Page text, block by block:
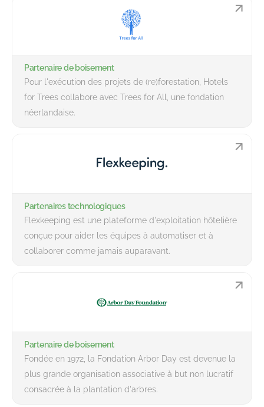
Partenaire de boisement
Pour l'exécution des projets de (re)forestation, Hotels
for Trees collabore avec Trees for All, une fondation
néerlandaise.
Partenaires technologiques
Flexkeeping est une plateforme d'exploitation hôtelière
conçue pour aider les équipes à automatiser et à
collaborer comme jamais auparavant.
Partenaire de boisement
Fondée en 1972, la Fondation Arbor Day est devenue la
plus grande organisation associative à but non lucratif
consacrée à la plantation d'arbres.